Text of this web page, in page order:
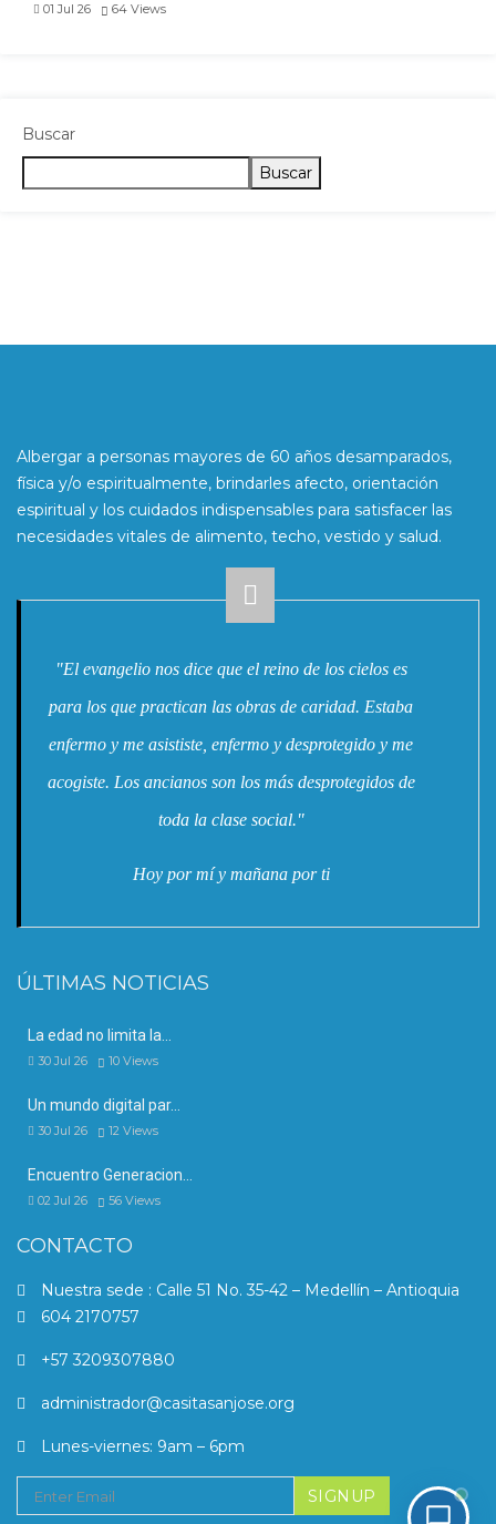
01 Jul 26 64 Views
Buscar
Buscar
Albergar a personas mayores de 60 años desamparados,
física y/o espiritualmente, brindarles afecto, orientación
espiritual y los cuidados indispensables para satisfacer las
necesidades vitales de alimento, techo, vestido y salud.
"El evangelio nos dice que el reino de los cielos es
para los que practican las obras de caridad. Estaba
enfermo y me asististe, enfermo y desprotegido y me
acogiste. Los ancianos son los más desprotegidos de
toda la clase social."
Hoy por mí y mañana por ti
ÚLTIMAS NOTICIAS
La edad no limita la…
30 Jul 26 10 Views
Un mundo digital par…
30 Jul 26 12 Views
Encuentro Generacion…
02 Jul 26 56 Views
CONTACTO
Nuestra sede : Calle 51 No. 35-42 – Medellín – Antioquia
604 2170757
+57 3209307880
administrador@casitasanjose.org
Lunes-viernes: 9am – 6pm